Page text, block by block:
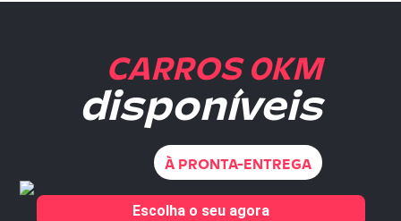
CARROS 0KM
disponíveis
À PRONTA-ENTREGA
Escolha o seu agora